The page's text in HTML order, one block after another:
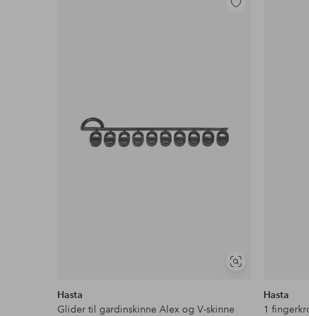
Vis
Legg
Hasta
Glider til gardinskinne Alex og V-skinne
Hasta
1